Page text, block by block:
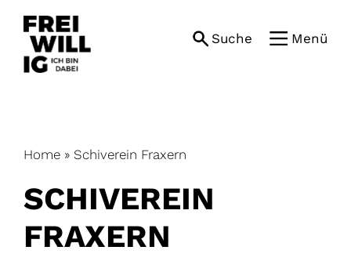
content
Suche Menü
Home » Schiverein Fraxern
SCHIVEREIN
FRAXERN